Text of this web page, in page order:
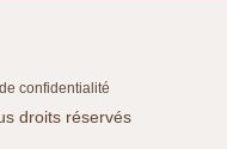
confidentialité
droits réservés